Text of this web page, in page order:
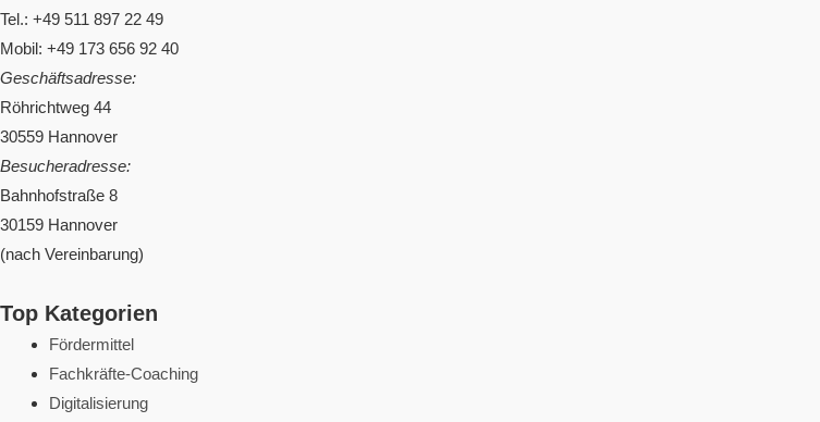
Tel.: +49 511 897 22 49
Mobil: +49 173 656 92 40
Geschäftsadresse:
Röhrichtweg 44
30559 Hannover
Besucheradresse:
Bahnhofstraße 8
30159 Hannover
(nach Vereinbarung)
Top Kategorien
Fördermittel
Fachkräfte-Coaching
Digitalisierung